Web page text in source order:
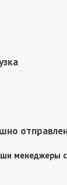
менеджеры